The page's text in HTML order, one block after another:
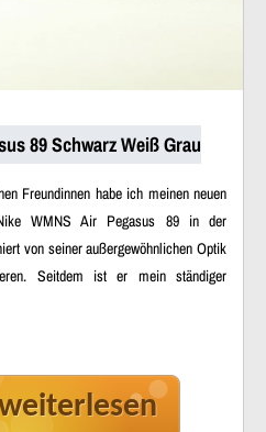
89 Schwarz Weiß Grau
Freundinnen habe ich meinen neuen
WMNS Air Pegasus 89 in der
von seiner außergewöhnlichen Optik
Seitdem ist er mein ständiger